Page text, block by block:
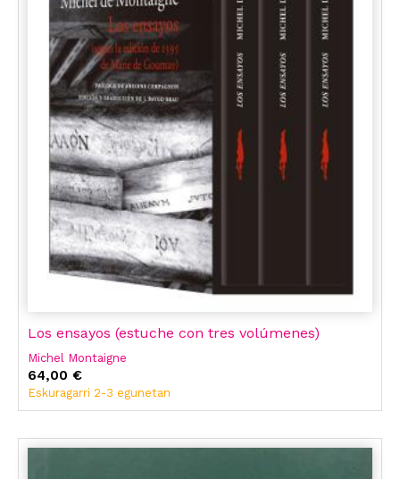
Los ensayos (estuche con tres volúmenes)
Michel Montaigne
64,00 €
Eskuragarri 2-3 egunetan